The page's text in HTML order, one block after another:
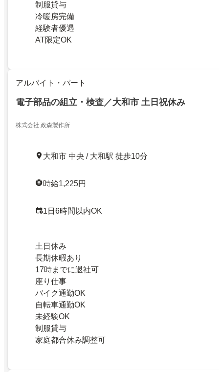
制服貸与
冷暖房完備
経験者優遇
AT限定OK
アルバイト・パート
電子部品の組立・検査／大和市 土日祝休み
株式会社 政森製作所
大和市 中央 / 大和駅 徒歩10分
時給1,225円
1日6時間以内OK
土日休み
長期休暇あり
17時までに退社可
座り仕事
バイク通勤OK
自転車通勤OK
未経験OK
制服貸与
家庭都合休み調整可